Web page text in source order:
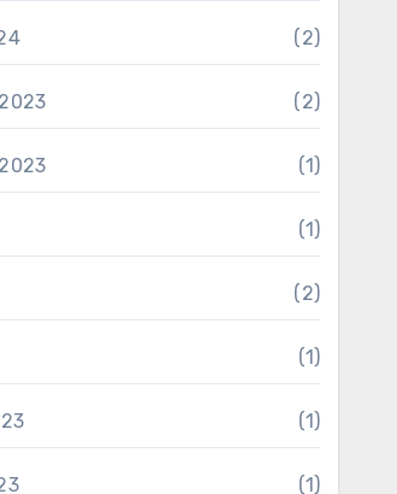
(2)
(2)
(1)
(1)
(2)
(1)
(1)
(1)